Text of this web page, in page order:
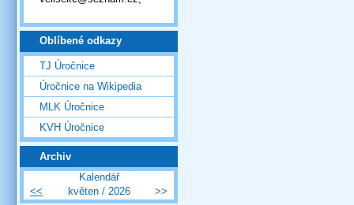
Oblíbené odkazy
TJ Úročnice
Úročnice na Wikipedia
MLK Úročnice
KVH Úročnice
Archiv
Kalendář
<<
květen / 2026 >>